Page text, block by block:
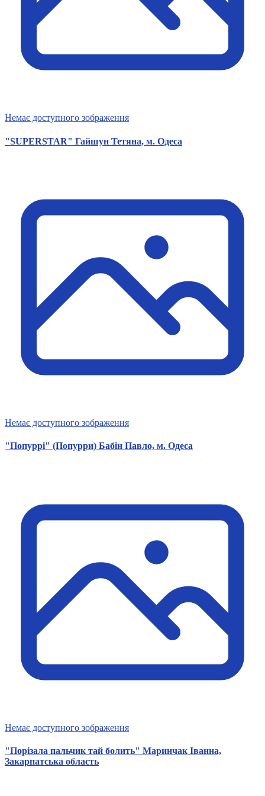
Немає доступного зображення
"SUPERSTAR" Гайшун Тетяна, м. Одеса
Немає доступного зображення
"Попуррі" (Попурри) Бабін Павло, м. Одеса
Немає доступного зображення
"Порізала пальчик тай болить" Маринчак Іванна,
Закарпатська область